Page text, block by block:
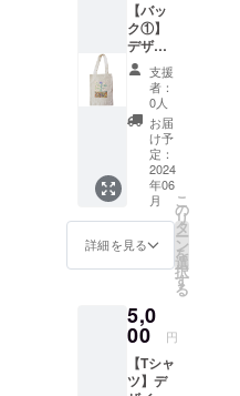
お届け
しま
す。 ●
精麻は
国産の
野洲
麻。。
【バッ
ク①】
デザイ
ン色々
から１
つ。御
礼カー
ド。
〜〜〜
〜〜〜
〜〜〜
〜〜〜
〜〜〜
〜〜〜
〜〜〜
〜〜〜
〜〜〜
〜〜〜
〜〜〜
〜〜〜
〜〜〜
支援
者：
0人
お届
け予
定：
2024
年06
月
詳細を見る
こ
の
リ
タ
ー
ン
を
選
択
す
る
5,0
00 円
【Tシャ
ツ】デ